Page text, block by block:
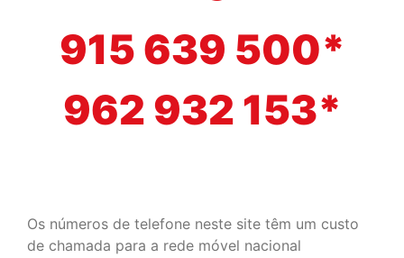
915 639 500*
962 932 153*
Os números de telefone neste site têm um custo
de chamada para a rede móvel nacional